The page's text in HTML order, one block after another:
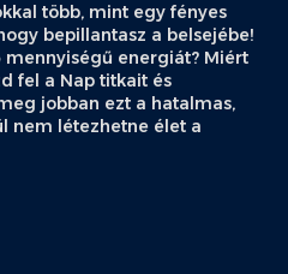
több, mint egy fényes
bepillantasz a belsejébe!
energiát? Miért
fel a Nap titkait és
jobban ezt a hatalmas,
nem létezhetne élet a